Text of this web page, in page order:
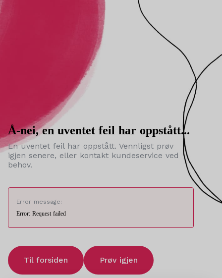
Å-nei, en uventet feil har oppstått...
En uventet feil har oppstått. Vennligst prøv
igjen senere, eller kontakt kundeservice ved
behov.
Error message:
Error: Request failed
Til forsiden Prøv igjen